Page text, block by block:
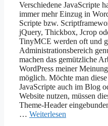
Verschiedene JavaScripte
immer mehr Einzug in
Scripte bzw.
jQuery, Thickbox, Jcrop
TinyMCE werden oft und
Administrationsbereich
machen das gemützliche
WordPress meiner
möglich. Möchte man diese
JavaScripte auch im Blog
Website nutzen, müssen
Theme-Header
… Weiterlesen